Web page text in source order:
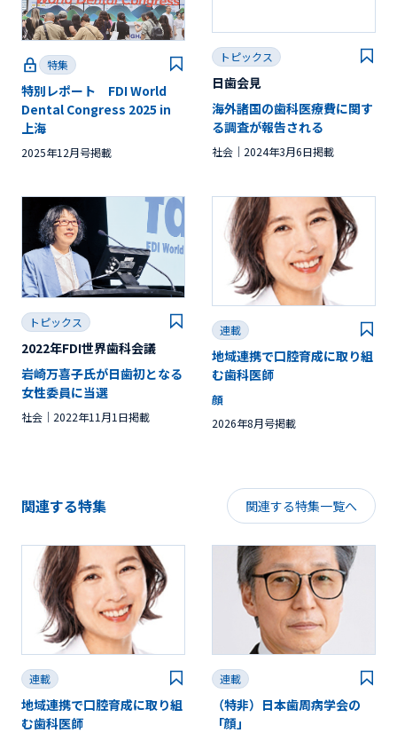
特集
特別レポート FDI World
Dental Congress 2025 in
上海
2025年12月号掲載
トピックス
日歯会見
海外諸国の歯科医療費に関す
る調査が報告される
社会 2024年3月6日掲載
トピックス
2022年FDI世界歯科会議
岩崎万喜子氏が日歯初となる
女性委員に当選
社会 2022年11月1日掲載
連載
地域連携で口腔育成に取り組
む歯科医師
顔
2026年8月号掲載
関連する特集 関連する特集一覧へ
連載
地域連携で口腔育成に取り組
む歯科医師
連載
（特非）日本歯周病学会の
「顔」